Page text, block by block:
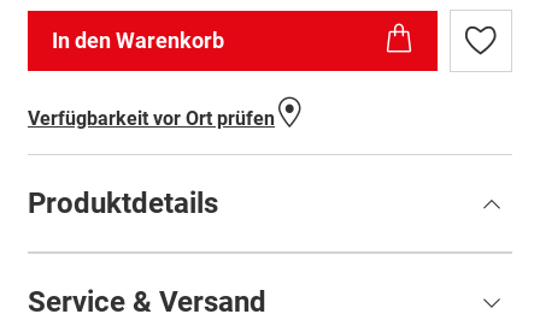
In den Warenkorb
Zur
Verfügbarkeit vor Ort prüfen
Produktdetails
Service & Versand